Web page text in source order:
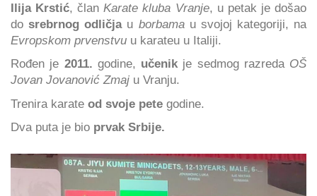
Ilija Krstić, član Karate kluba Vranje, u petak je došao
dosrebrnog odličjau borbamau svojoj kategoriji, na
Evropskom prvenstvu u karateu u Italiji.
Rođen je 2011. godine, učenik je sedmog razreda OŠ
Jovan Jovanović Zmaj u Vranju.
Trenira karate od svoje pete godine.
Dva puta je bio prvak Srbije.